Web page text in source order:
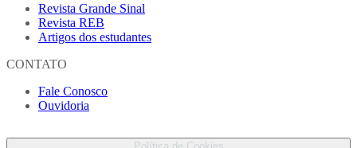
Revista Grande Sinal
Revista REB
Artigos dos estudantes
CONTATO
Fale Conosco
Ouvidoria